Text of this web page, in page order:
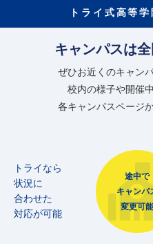
トライ式高等学
キャンパスは
ぜひお近くのキャン
校内の様子や開催
各キャンパスページ
トライなら
状況に
合わせた
対応が可能
途中で
キャンパ
変更可能